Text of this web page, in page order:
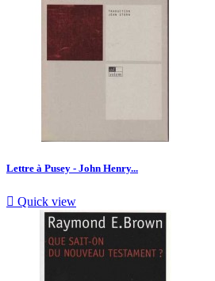
Lettre à Pusey - John Henry...
 Quick view